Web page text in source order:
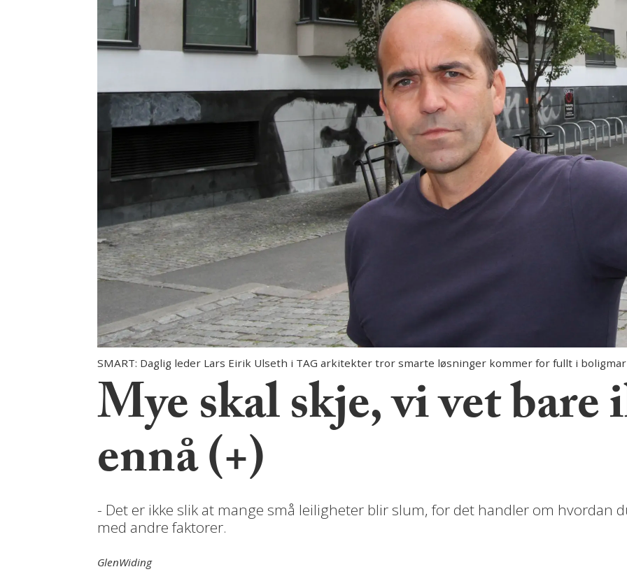
SMART: Daglig leder Lars Eirik Ulseth i TAG arkitekter tror smarte løsninger kommer for fullt i
Mye skal skje, vi vet bare
ennå (+)
- Det er ikke slik at mange små leiligheter blir slum, for det handler om hvordan
med andre faktorer.
GlenWiding